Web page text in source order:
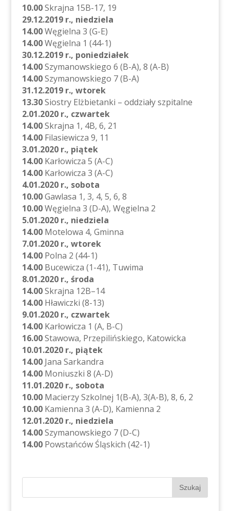
10.00Skrajna 15B-17, 19
29.12.2019 r., niedziela
14.00Węgielna 3 (G-E)
14.00Węgielna 1 (44-1)
30.12.2019 r., poniedziałek
14.00Szymanowskiego 6 (B-A), 8 (A-B)
14.00Szymanowskiego 7 (B-A)
31.12.2019 r., wtorek
13.30Siostry Elżbietanki – oddziały szpitalne
2.01.2020 r., czwartek
14.00Skrajna 1, 4B, 6, 21
14.00Filasiewicza 9, 11
3.01.2020 r., piątek
14.00Karłowicza 5 (A-C)
14.00Karłowicza 3 (A-C)
4.01.2020 r., sobota
10.00Gawlasa 1, 3, 4, 5, 6, 8
10.00Węgielna 3 (D-A), Węgielna 2
5.01.2020 r., niedziela
14.00Motelowa 4, Gminna
7.01.2020 r., wtorek
14.00Polna 2 (44-1)
14.00Bucewicza (1-41), Tuwima
8.01.2020 r., środa
14.00Skrajna 12B–14
14.00Hławiczki (8-13)
9.01.2020 r., czwartek
14.00Karłowicza 1 (A, B-C)
16.00Stawowa, Przepilińskiego, Katowicka
10.01.2020 r., piątek
14.00Jana Sarkandra
14.00Moniuszki 8 (A-D)
11.01.2020 r., sobota
10.00Macierzy Szkolnej 1(B-A), 3(A-B), 8, 6, 2
10.00Kamienna 3 (A-D), Kamienna 2
12.01.2020 r., niedziela
14.00Szymanowskiego 7 (D-C)
14.00Powstańców Śląskich (42-1)